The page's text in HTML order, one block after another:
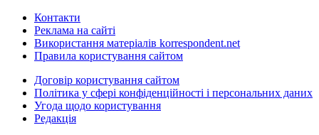
Контакти
Реклама на сайті
Використання матеріалів korrespondent.net
Правила користування сайтом
Договір користування сайтом
Політика у сфері конфіденційності і персональних даних
Угода щодо користування
Редакція